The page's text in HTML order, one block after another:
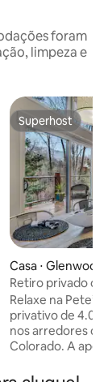
foram
limpeza e
média de
Superhost
Superhost
Casa ⋅ Glenwood
Retiro privado
estimação perto
termais
Relaxe na Pete’s
privativo de 4.000
nos arredores de
Colorado. A
das